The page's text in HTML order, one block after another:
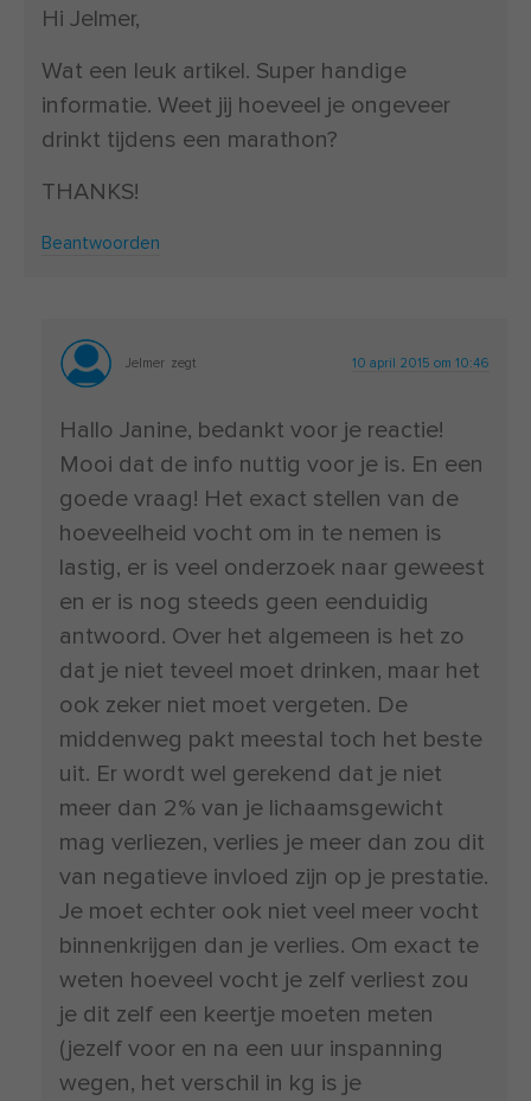
Hi Jelmer,
Wat een leuk artikel. Super handige
informatie. Weet jij hoeveel je ongeveer
drinkt tijdens een marathon?
THANKS!
Beantwoorden
Jelmer zegt 10 april 2015 om 10:46
Hallo Janine, bedankt voor je reactie!
Mooi dat de info nuttig voor je is. En een
goede vraag! Het exact stellen van de
hoeveelheid vocht om in te nemen is
lastig, er is veel onderzoek naar geweest
en er is nog steeds geen eenduidig
antwoord. Over het algemeen is het zo
dat je niet teveel moet drinken, maar het
ook zeker niet moet vergeten. De
middenweg pakt meestal toch het beste
uit. Er wordt wel gerekend dat je niet
meer dan 2% van je lichaamsgewicht
mag verliezen, verlies je meer dan zou dit
van negatieve invloed zijn op je prestatie.
Je moet echter ook niet veel meer vocht
binnenkrijgen dan je verlies. Om exact te
weten hoeveel vocht je zelf verliest zou
je dit zelf een keertje moeten meten
(jezelf voor en na een uur inspanning
wegen, het verschil in kg is je